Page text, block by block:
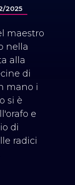
2025
maestro
nella
alla
di
mano i
si è
e
di
radici